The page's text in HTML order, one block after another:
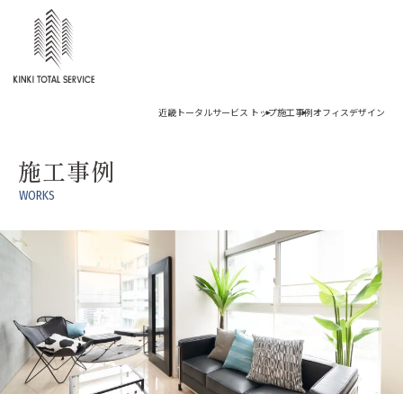
近畿トータルサービス トップ施工事例オフィスデザイン
施工事例
WORKS